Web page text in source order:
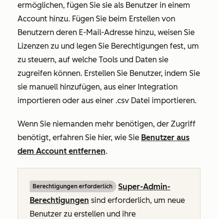
ermöglichen, fügen Sie sie als Benutzer in einem
Account hinzu. Fügen Sie beim Erstellen von
Benutzern deren E-Mail-Adresse hinzu, weisen Sie
Lizenzen zu und legen Sie Berechtigungen fest, um
zu steuern, auf welche Tools und Daten sie
zugreifen können. Erstellen Sie Benutzer, indem Sie
sie manuell hinzufügen, aus einer Integration
importieren oder aus einer .csv Datei importieren.
Wenn Sie niemanden mehr benötigen, der Zugriff
benötigt, erfahren Sie hier, wie Sie Benutzer aus
dem Account entfernen.
Berechtigungen erforderlich
Super-Admin-
Berechtigungen sind erforderlich, um neue
Benutzer zu erstellen und ihre